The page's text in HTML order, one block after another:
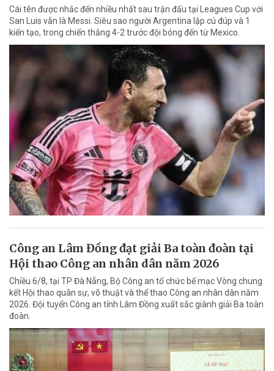
Cái tên được nhắc đến nhiều nhất sau trận đấu tại Leagues Cup với
San Luis vẫn là Messi. Siêu sao người Argentina lập cú đúp và 1
kiến tạo, trong chiến thắng 4-2 trước đội bóng đến từ Mexico.
Công an Lâm Đồng đạt giải Ba toàn đoàn tại
Hội thao Công an nhân dân năm 2026
Chiều 6/8, tại TP Đà Nẵng, Bộ Công an tổ chức bế mạc Vòng chung
kết Hội thao quân sự, võ thuật và thể thao Công an nhân dân năm
2026. Đội tuyển Công an tỉnh Lâm Đồng xuất sắc giành giải Ba toàn
đoàn.